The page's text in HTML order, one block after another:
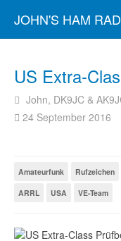
JOHN'S HAM
US Extra-
John, DK9JC &
24 September 2016
Amateurfunk Rufzeichen
ARRL
USA VE-Team